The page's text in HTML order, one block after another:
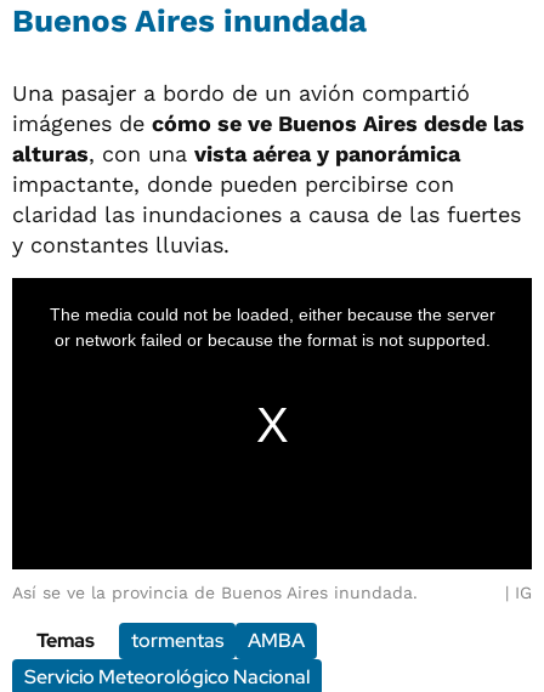
Buenos Aires inundada
Una pasajer a bordo de un avión compartió
imágenes de cómo se ve Buenos Aires desde las
alturas, con una vista aérea y panorámica
impactante, donde pueden percibirse con
claridad las inundaciones a causa de las fuertes
y constantes lluvias.
Así se ve la provincia de Buenos Aires inundada. IG
Temas tormentas
AMBA
Servicio Meteorológico Nacional